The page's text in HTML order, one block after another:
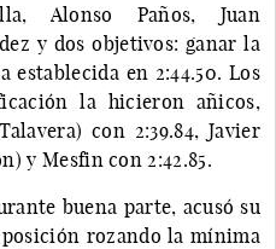
Alonso Paños, Juan
y dos objetivos: ganar la
en 2:44.50. Los
la hicieron añicos,
con 2:39.84, Javier
y Mesfin con 2:42.85.
buena parte, acusó su
rozando la mínima